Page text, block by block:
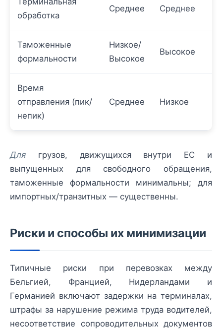
обработка
Среднее Среднее
Таможенные
формальности
Низкое/
Высокое
Высокое
Время
отправления (пик/
непик)
Среднее Низкое
Для грузов, движущихся внутри ЕС и
выпущенных для свободного обращения,
таможенные формальности минимальны; для
импортных/транзитных — существенны.
Риски и способы их минимизации
Типичные риски при перевозках между
Бельгией, Францией, Нидерландами и
Германией включают задержки на терминалах,
штрафы за нарушение режима труда водителей,
несоответствие сопроводительных документов